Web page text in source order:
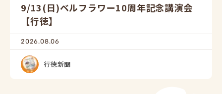
9/13(日)ベルフラワー10周年記念講演会
【行徳】
2026.08.06
行徳新聞